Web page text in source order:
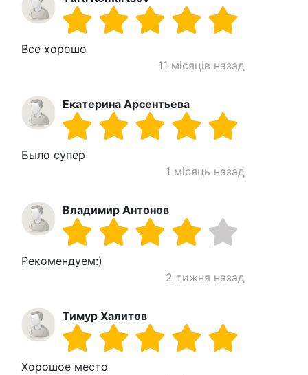
Все хорошо
11 місяців назад
Екатерина Арсентьева
Было супер
1 місяць назад
Владимир Антонов
Рекомендуем:)
2 тижня назад
Тимур Халитов
Хорошое место